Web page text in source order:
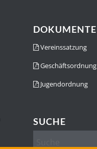
DOKUMENTE
Vereinssatzung
Geschäftsordnung
Jugendordnung
SUCHE